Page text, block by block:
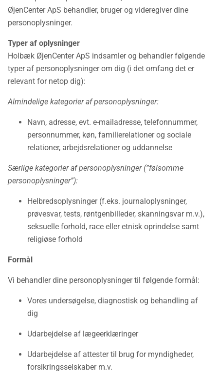
ØjenCenter ApS behandler, bruger og videregiver dine
personoplysninger.
Typer af oplysninger
Holbæk ØjenCenter ApS indsamler og behandler følgende
typer af personoplysninger om dig (i det omfang det er
relevant for netop dig):
Almindelige kategorier af personoplysninger:
Navn, adresse, evt. e-mailadresse, telefonnummer,
personnummer, køn, familierelationer og sociale
relationer, arbejdsrelationer og uddannelse
Særlige kategorier af personoplysninger (”følsomme
personoplysninger”):
Helbredsoplysninger (f.eks. journaloplysninger,
prøvesvar, tests, røntgenbilleder, skanningsvar m.v.),
seksuelle forhold, race eller etnisk oprindelse samt
religiøse forhold
Formål
Vi behandler dine personoplysninger til følgende formål:
Vores undersøgelse, diagnostisk og behandling af
dig
Udarbejdelse af lægeerklæringer
Udarbejdelse af attester til brug for myndigheder,
forsikringsselskaber m.v.